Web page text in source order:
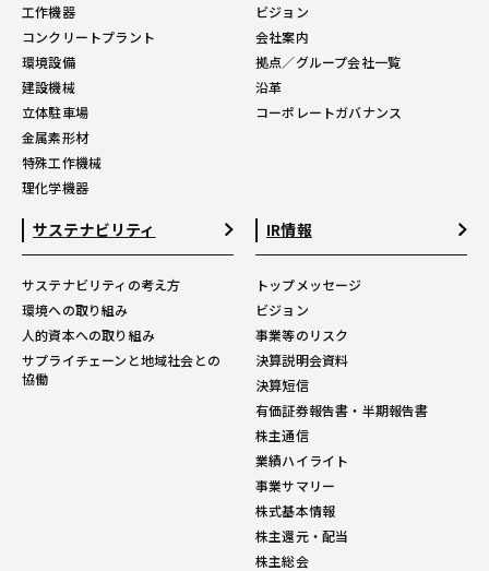
工作機器
コンクリートプラント
環境設備
建設機械
立体駐車場
金属素形材
特殊工作機械
理化学機器
ビジョン
会社案内
拠点／グループ会社一覧
沿革
コーポレートガバナンス
サステナビリティ
サステナビリティの考え方
環境への取り組み
人的資本への取り組み
サプライチェーンと地域社会との
協働
IR情報
トップメッセージ
ビジョン
事業等のリスク
決算説明会資料
決算短信
有価証券報告書・半期報告書
株主通信
業績ハイライト
事業サマリー
株式基本情報
株主還元・配当
株主総会